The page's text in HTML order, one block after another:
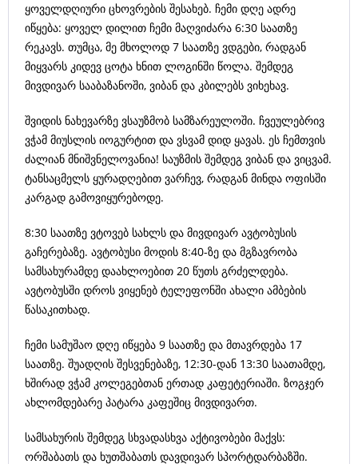
ყოველდღიური ცხოვრების შესახებ. ჩემი დღე ადრე
იწყება: ყოველ დილით ჩემი მაღვიძარა 6:30 საათზე
რეკავს. თუმცა, მე მხოლოდ 7 საათზე ვდგები, რადგან
მიყვარს კიდევ ცოტა ხნით ლოგინში წოლა. შემდეგ
მივდივარ სააბაზანოში, ვიბან და კბილებს ვიხეხავ.
შვიდის ნახევარზე ვსაუზმობ სამზარეულოში. ჩვეულებრივ
ვჭამ მიუსლის იოგურტით და ვსვამ დიდ ყავას. ეს ჩემთვის
ძალიან მნიშვნელოვანია! საუზმის შემდეგ ვიბან და ვიცვამ.
ტანსაცმელს ყურადღებით ვარჩევ, რადგან მინდა ოფისში
კარგად გამოვიყურებოდე.
8:30 საათზე ვტოვებ სახლს და მივდივარ ავტობუსის
გაჩერებაზე. ავტობუსი მოდის 8:40-ზე და მგზავრობა
სამსახურამდე დაახლოებით 20 წუთს გრძელდება.
ავტობუსში დროს ვიყენებ ტელეფონში ახალი ამბების
წასაკითხად.
ჩემი სამუშაო დღე იწყება 9 საათზე და მთავრდება 17
საათზე. შუადღის შესვენებაზე, 12:30-დან 13:30 საათამდე,
ხშირად ვჭამ კოლეგებთან ერთად კაფეტერიაში. ზოგჯერ
ახლომდებარე პატარა კაფეშიც მივდივართ.
სამსახურის შემდეგ სხვადასხვა აქტივობები მაქვს:
ორშაბათს და ხუთშაბათს დავდივარ სპორტდარბაზში.